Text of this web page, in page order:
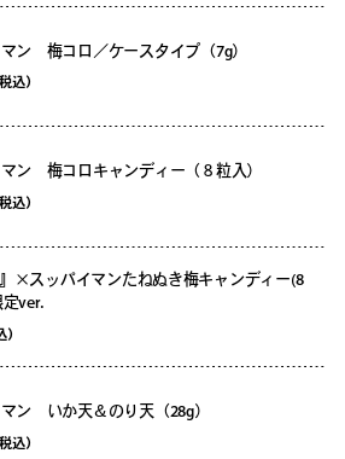
ン 梅コロ／ケースタイプ（7g）
税込）
ン 梅コロキャンディー（８粒入）
税込）
』×スッパイマンたねぬき梅キャンディー(8
ver.
）
ン いか天＆のり天（28g）
税込）